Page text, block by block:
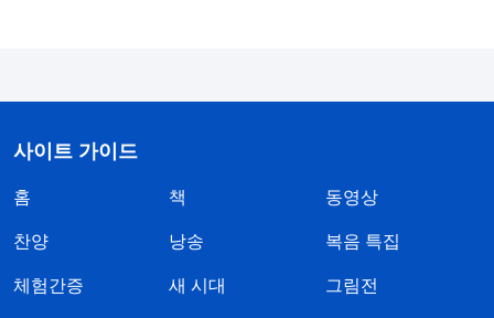
다. “당신이 내 말을 듣지 않고 계속 하나님을 믿겠다
고 하니까 그랬지.” 남편은 더 이상 아무 말도 하지 않
았고, 한 차례의 풍파가 그렇게 지나갔지요. 감사하
사이트 가이드
홈 책 동영상
찬양 낭송 복음 특집
체험간증 새 시대 그림전